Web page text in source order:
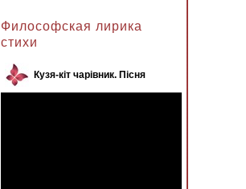
Философская лирика
стихи
Кузя-кіт чарівник. Пісня